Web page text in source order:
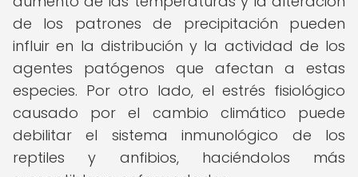
de los patrones de precipitación pueden
influir en la distribución y la actividad de los
agentes patógenos que afectan a estas
especies. Por otro lado, el estrés fisiológico
causado por el cambio climático puede
debilitar el sistema inmunológico de los
reptiles y anfibios, haciéndolos más